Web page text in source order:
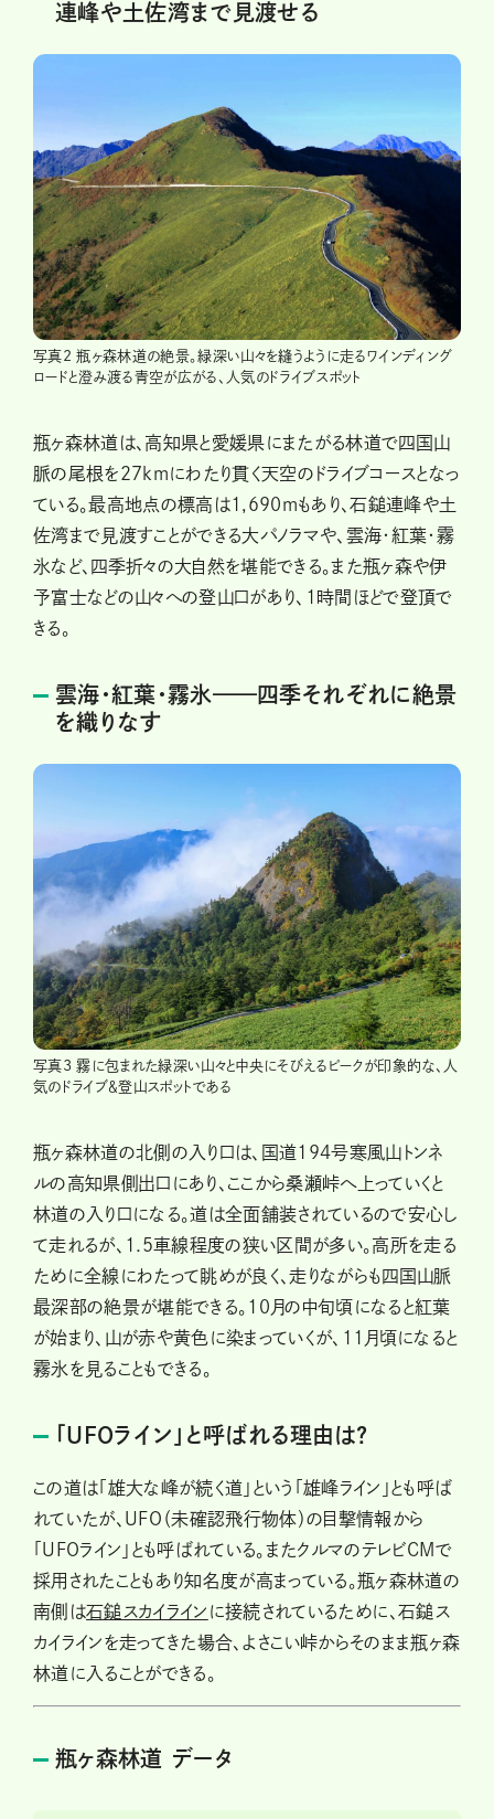
連峰や土佐湾まで見渡せる
写真2 瓶ヶ森林道の絶景。緑深い山々を縫うように走るワインディング
ロードと澄み渡る青空が広がる、人気のドライブスポット
瓶ヶ森林道は、高知県と愛媛県にまたがる林道で四国山
脈の尾根を27kmにわたり貫く天空のドライブコースとなっ
ている。最高地点の標高は1,690mもあり、石鎚連峰や土
佐湾まで見渡すことができる大パノラマや、雲海・紅葉・霧
氷など、四季折々の大自然を堪能できる。また瓶ヶ森や伊
予富士などの山々への登山口があり、1時間ほどで登頂で
きる。
雲海・紅葉・霧氷——四季それぞれに絶景
を織りなす
写真3 霧に包まれた緑深い山々と中央にそびえるピークが印象的な、人
気のドライブ＆登山スポットである
瓶ヶ森林道の北側の入り口は、国道194号寒風山トンネ
ルの高知県側出口にあり、ここから桑瀬峠へ上っていくと
林道の入り口になる。道は全面舗装されているので安心し
て走れるが、1.5車線程度の狭い区間が多い。高所を走る
ために全線にわたって眺めが良く、走りながらも四国山脈
最深部の絶景が堪能できる。10月の中旬頃になると紅葉
が始まり、山が赤や黄色に染まっていくが、11月頃になると
霧氷を見ることもできる。
「UFOライン」と呼ばれる理由は?
この道は「雄大な峰が続く道」という「雄峰ライン」とも呼ば
れていたが、UFO（未確認飛行物体）の目撃情報から
「UFOライン」とも呼ばれている。またクルマのテレビCMで
採用されたこともあり知名度が高まっている。瓶ヶ森林道の
南側は石鎚スカイライン に接続されているために、石鎚ス
カイラインを走ってきた場合、よさこい峠からそのまま瓶ヶ森
林道に入ることができる。
瓶ヶ森林道 データ